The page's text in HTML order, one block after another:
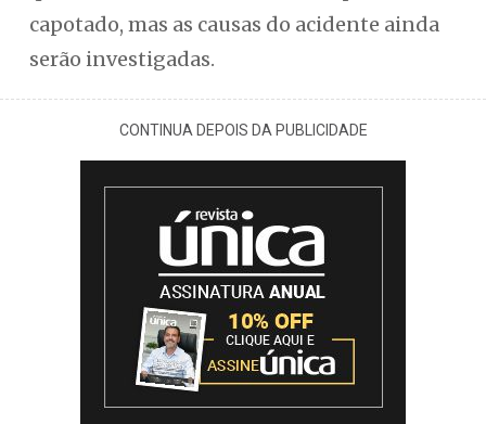
capotado, mas as causas do acidente ainda
serão investigadas.
CONTINUA DEPOIS DA PUBLICIDADE